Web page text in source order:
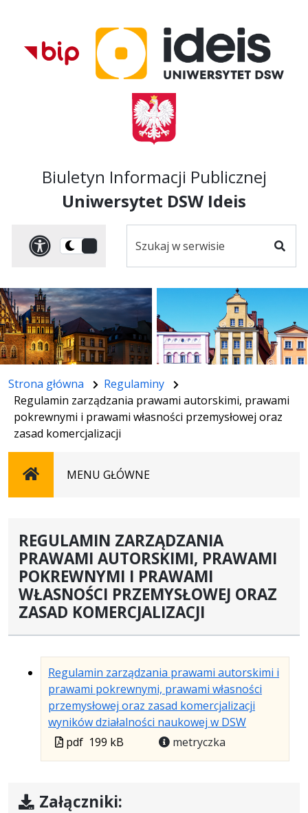
Przejdź do
głównego menu
Przejdź do treści
Przejdź do mapy
serwisu
Biuletyn Informacji Publicznej
Uniwersytet DSW Ideis
Panel dostosowania
Przełącz
ciemną
serwisie
Strona główna
Regulaminy
Regulamin zarządzania prawami autorskimi, prawami
pokrewnymi i prawami własności przemysłowej oraz
zasad komercjalizacji
StronaMENU GŁÓWNE
REGULAMIN ZARZĄDZANIA
PRAWAMI AUTORSKIMI, PRAWAMI
POKREWNYMI I PRAWAMI
WŁASNOŚCI PRZEMYSŁOWEJ ORAZ
ZASAD KOMERCJALIZACJI
Regulamin zarządzania prawami autorskimi i
prawami pokrewnymi, prawami własności
przemysłowej oraz zasad komercjalizacji
wyników działalności naukowej w DSW...
Plik
w
pdf 199 kB metryczka
Załączniki: